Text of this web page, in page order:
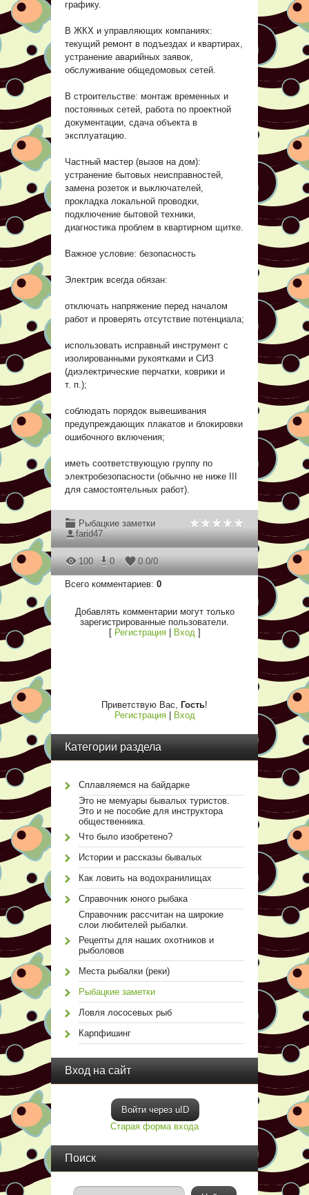
графику.
В ЖКХ и управляющих компаниях:
текущий ремонт в подъездах и квартирах,
устранение аварийных заявок,
обслуживание общедомовых сетей.
В строительстве: монтаж временных и
постоянных сетей, работа по проектной
документации, сдача объекта в
эксплуатацию.
Частный мастер (вызов на дом):
устранение бытовых неисправностей,
замена розеток и выключателей,
прокладка локальной проводки,
подключение бытовой техники,
диагностика проблем в квартирном щитке.
Важное условие: безопасность
Электрик всегда обязан:
отключать напряжение перед началом
работ и проверять отсутствие потенциала;
использовать исправный инструмент с
изолированными рукоятками и СИЗ
(диэлектрические перчатки, коврики и
т. п.);
соблюдать порядок вывешивания
предупреждающих плакатов и блокировки
ошибочного включения;
иметь соответствующую группу по
электробезопасности (обычно не ниже III
для самостоятельных работ).
Рыбацкие заметки
farid47
100 0 0.0/0
Всего комментариев: 0
Добавлять комментарии могут только
зарегистрированные пользователи.
[ Регистрация| Вход]
Приветствую Вас, Гость!
Регистрация| Вход
Категории раздела
Сплавляемся на байдарке
Это не мемуары бывалых туристов.
Это и не пособие для инструктора
общественника.
Что было изобретено?
Истории и рассказы бывалых
Как ловить на водохранилищах
Справочник юного рыбака
Справочник рассчитан на широкие
слои любителей рыбалки.
Рецепты для наших охотников и
рыболовов
Места рыбалки (реки)
Рыбацкие заметки
Ловля лососевых рыб
Карпфишинг
Вход на сайт
Войти через uID
Старая форма входа
Поиск